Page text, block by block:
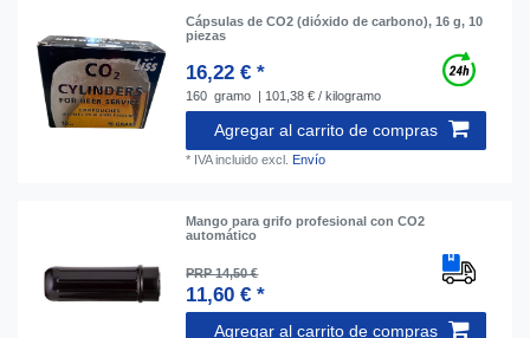
Cápsulas de CO2 (dióxido de carbono), 16 g, 10
piezas
16,22 € *
160 gramo | 101,38 € / kilogramo
Agregar al carrito de compras
* IVA incluido excl. Envío
Mango para grifo profesional con CO2
automático
PRP 14,50 €
11,60 € *
Agregar al carrito de compras